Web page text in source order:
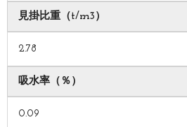
見掛比重（t/m3）
2.78
吸水率（％）
0.09